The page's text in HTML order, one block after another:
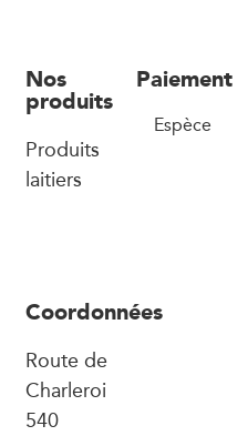
Nos
produits
Produits
laitiers
Paiement
Espèce
Coordonnées
Route de
Charleroi
540